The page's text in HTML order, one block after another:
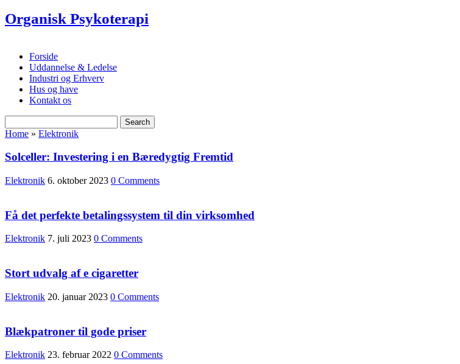
Organisk Psykoterapi
Forside
Uddannelse & Ledelse
Industri og Erhverv
Hus og have
Kontakt os
Home » Elektronik
Solceller: Investering i en Bæredygtig Fremtid
Elektronik 6. oktober 2023 0 Comments
Få det perfekte betalingssystem til din virksomhed
Elektronik 7. juli 2023 0 Comments
Stort udvalg af e cigaretter
Elektronik 20. januar 2023 0 Comments
Blækpatroner til gode priser
Elektronik 23. februar 2022 0 Comments